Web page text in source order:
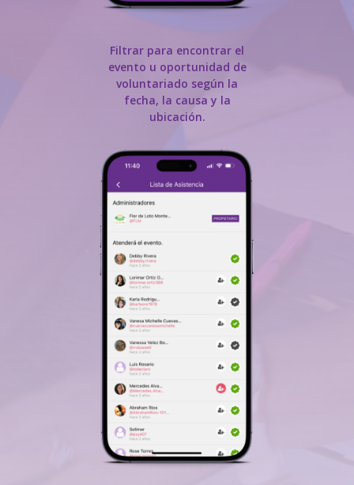
Filtrar para encontrar el
evento u oportunidad de
voluntariado según la
fecha, la causa y la
ubicación.